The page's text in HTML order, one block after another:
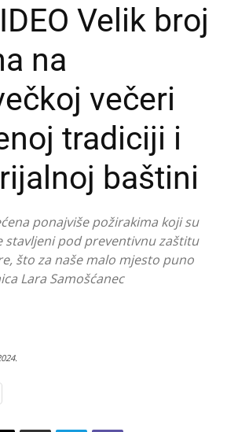
Velik broj
na
večeri
tradiciji i
baštini
ponajviše požirakima koji su
stavljeni pod preventivnu zaštitu
što za naše malo mjesto puno
Lara Samošćanec